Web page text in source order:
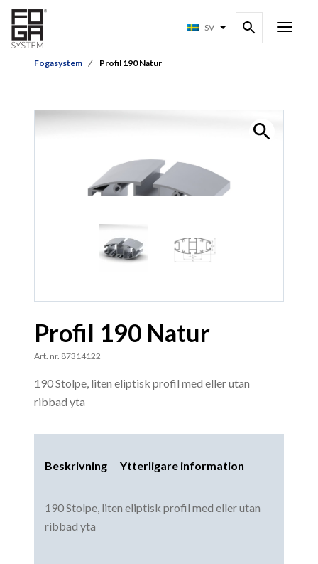
SV
Fogasystem Profil 190 Natur
Profil 190 Natur
Art. nr. 87314122
190 Stolpe, liten eliptisk profil med eller utan
ribbad yta
Beskrivning Ytterligare information
190 Stolpe, liten eliptisk profil med eller utan
ribbad yta